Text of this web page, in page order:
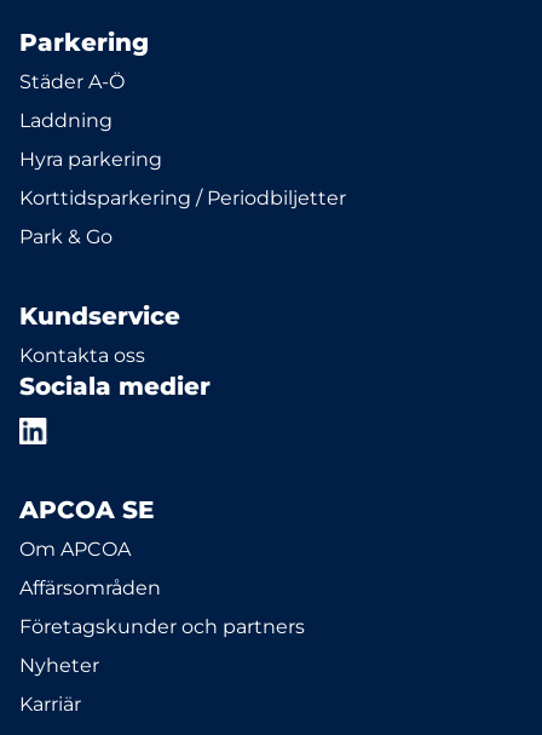
Parkering
Städer A-Ö
Laddning
Hyra parkering
Korttidsparkering / Periodbiljetter
Park & Go
Kundservice
Kontakta oss
Sociala medier
APCOA SE
Om APCOA
Affärsområden
Företagskunder och partners
Nyheter
Karriär